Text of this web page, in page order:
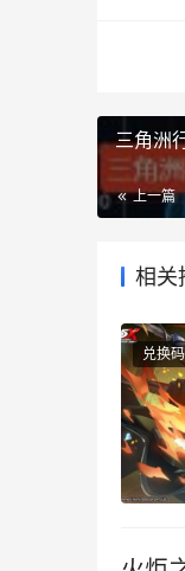
三角洲
上一篇
相关
兑换码